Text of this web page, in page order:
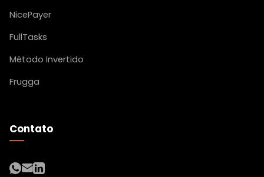
NicePayer
FullTasks
Método Invertido
Frugga
Contato
WhatsApp
Email
LinkedIn